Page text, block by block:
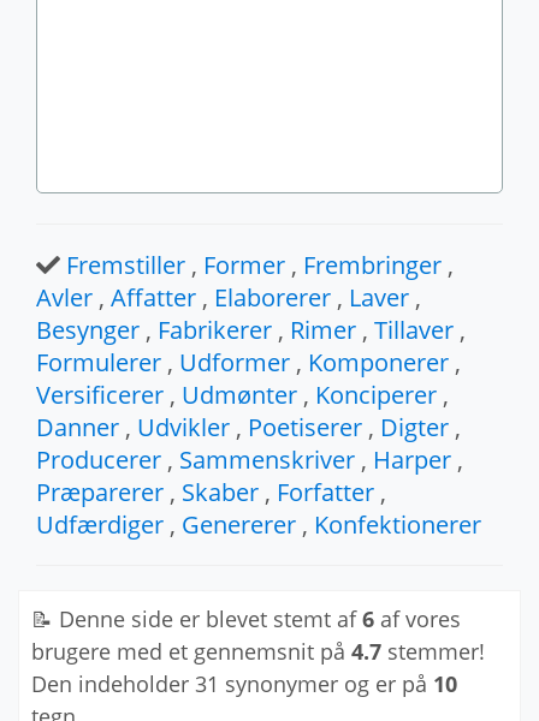
Fremstiller , Former , Frembringer ,
Avler , Affatter , Elaborerer , Laver ,
Besynger , Fabrikerer , Rimer , Tillaver ,
Formulerer , Udformer , Komponerer ,
Versificerer , Udmønter , Konciperer ,
Danner , Udvikler , Poetiserer , Digter ,
Producerer , Sammenskriver , Harper ,
Præparerer , Skaber , Forfatter ,
Udfærdiger , Genererer , Konfektionerer
📝 Denne side er blevet stemt af6 af vores
brugere med et gennemsnit på 4.7 stemmer!
Den indeholder 31 synonymer og er på 10